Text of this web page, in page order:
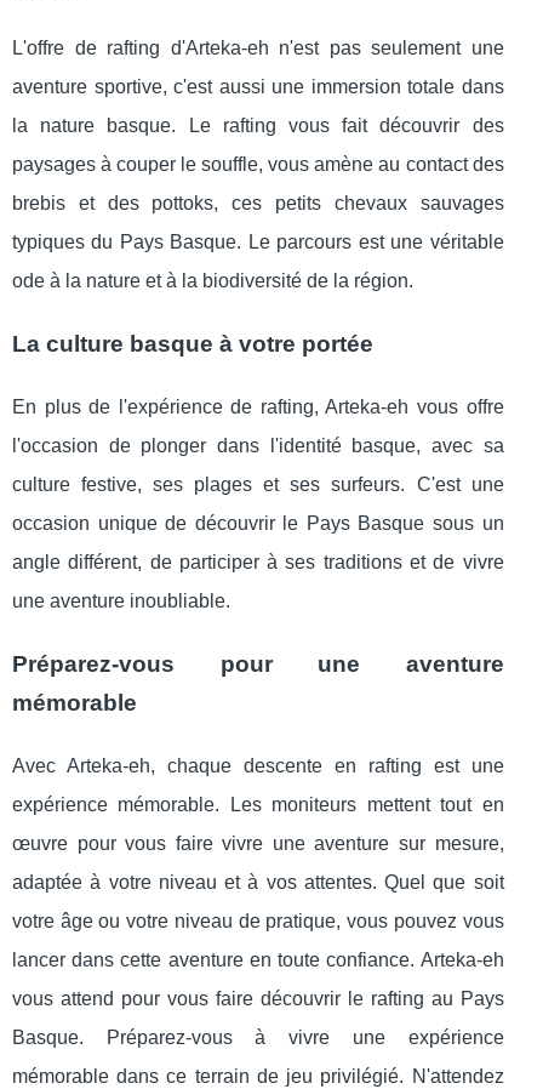
L'offre de rafting d'Arteka-eh n'est pas seulement une
aventure sportive, c'est aussi une immersion totale dans
la nature basque. Le rafting vous fait découvrir des
paysages à couper le souffle, vous amène au contact des
brebis et des pottoks, ces petits chevaux sauvages
typiques du Pays Basque. Le parcours est une véritable
ode à la nature et à la biodiversité de la région.
La culture basque à votre portée
En plus de l'expérience de rafting, Arteka-eh vous offre
l'occasion de plonger dans l'identité basque, avec sa
culture festive, ses plages et ses surfeurs. C'est une
occasion unique de découvrir le Pays Basque sous un
angle différent, de participer à ses traditions et de vivre
une aventure inoubliable.
Préparez-vous pour une aventure
mémorable
Avec Arteka-eh, chaque descente en rafting est une
expérience mémorable. Les moniteurs mettent tout en
œuvre pour vous faire vivre une aventure sur mesure,
adaptée à votre niveau et à vos attentes. Quel que soit
votre âge ou votre niveau de pratique, vous pouvez vous
lancer dans cette aventure en toute confiance. Arteka-eh
vous attend pour vous faire découvrir le rafting au Pays
Basque. Préparez-vous à vivre une expérience
mémorable dans ce terrain de jeu privilégié. N'attendez